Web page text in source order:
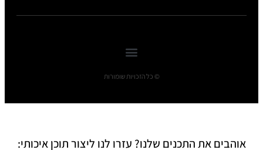
© כל הזכויות שומורות
אוהבים את התכנים שלנו? עזרו לנו ליצור תוכן איכותי: